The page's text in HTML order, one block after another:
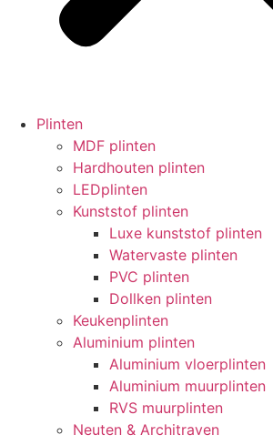
Plinten
MDF plinten
Hardhouten plinten
LEDplinten
Kunststof plinten
Luxe kunststof plinten
Watervaste plinten
PVC plinten
Dollken plinten
Keukenplinten
Aluminium plinten
Aluminium vloerplinten
Aluminium muurplinten
RVS muurplinten
Neuten & Architraven